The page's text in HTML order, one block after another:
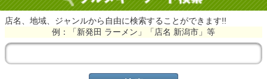
店名、地域、ジャンルから自由に検索することができます!!
例：「新発田 ラーメン」「店名 新潟市」等